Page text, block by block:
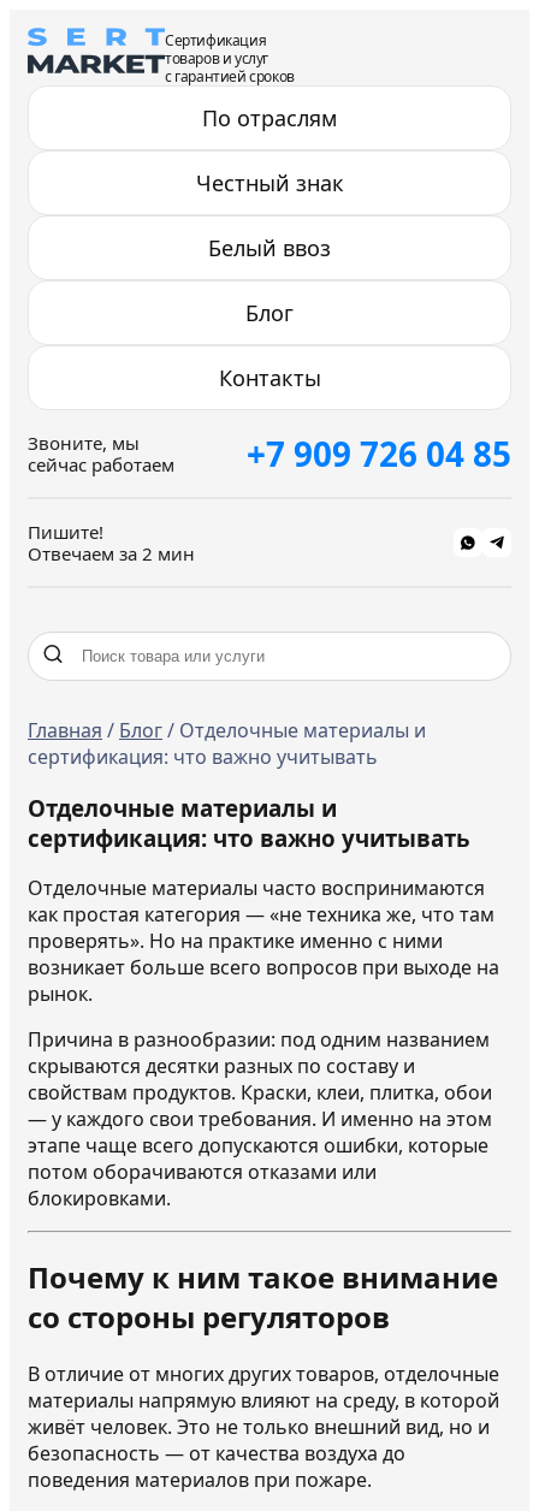
Сертификация
товаров и услуг
с гарантией сроков
По отраслям
Честный знак
Белый ввоз
Блог
Контакты
Звоните, мы
сейчас работаем
+7 909 726 04 85
Пишите!
Отвечаем за 2 мин
Главная / Блог/ Отделочные материалы и
сертификация: что важно учитывать
Отделочные материалы и
сертификация: что важно учитывать
Отделочные материалы часто воспринимаются
как простая категория — «не техника же, что там
проверять». Но на практике именно с ними
возникает больше всего вопросов при выходе на
рынок.
Причина в разнообразии: под одним названием
скрываются десятки разных по составу и
свойствам продуктов. Краски, клеи, плитка, обои
— у каждого свои требования. И именно на этом
этапе чаще всего допускаются ошибки, которые
потом оборачиваются отказами или
блокировками.
Почему к ним такое внимание
со стороны регуляторов
В отличие от многих других товаров, отделочные
материалы напрямую влияют на среду, в которой
живёт человек. Это не только внешний вид, но и
безопасность — от качества воздуха до
поведения материалов при пожаре.